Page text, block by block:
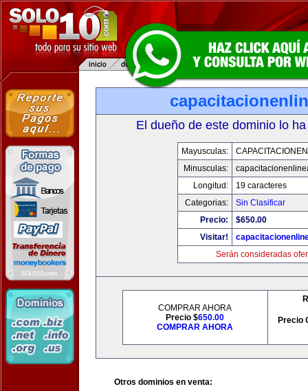
El dueño de este dominio lo
Mayusculas:
Minusculas:
Longitud:
19 caracteres
Categorias:
Sin Clasificar
Precio:
$650.00
Visitar!
Serán consideradas
COMPRAR AHORA
Precio $650.00
COMPRAR AHORA
Precio
Otros dominios en venta: